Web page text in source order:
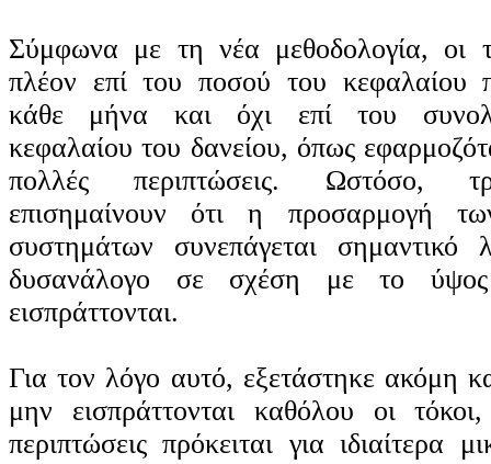
Σύμφωνα με τη νέα μεθοδολογία, οι
πλέον επί του ποσού του κεφαλαίου
κάθε μήνα και όχι επί του
κεφαλαίου του δανείου, όπως
πολλές περιπτώσεις. Ωστόσο,
επισημαίνουν ότι η προσαρμογή
συστημάτων συνεπάγεται σημαντικό
δυσανάλογο σε σχέση με το
εισπράττονται.
Για τον λόγο αυτό, εξετάστηκε ακόμη
μην εισπράττονται καθόλου οι
περιπτώσεις πρόκειται για